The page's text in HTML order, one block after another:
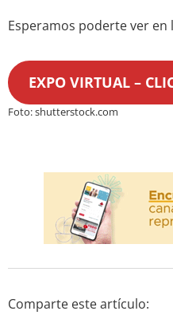
Esperamos poderte ver en
EXPO VIRTUAL –
Foto: shutterstock.com
Comparte este artículo: